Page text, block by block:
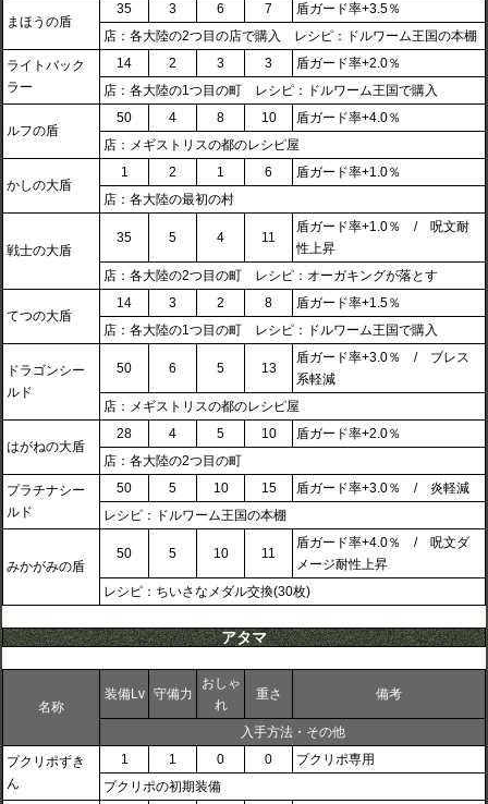
まほうの盾
35 3 6 7
盾ガード率+3.5％
店：各大陸の2つ目の店で購入 レシピ：ドルワーム王国の本棚
ライトバック
ラー
14 2 3 3
盾ガード率+2.0％
店：各大陸の1つ目の町 レシピ：ドルワーム王国で購入
ルフの盾
50 4 8 10
盾ガード率+4.0％
店：メギストリスの都のレシピ屋
かしの大盾
1 2 1 6
盾ガード率+1.0％
店：各大陸の最初の村
戦士の大盾
35 5 4 11
盾ガード率+1.0％ / 呪文耐
性上昇
店：各大陸の2つ目の町 レシピ：オーガキングが落とす
てつの大盾
14 3 2 8
盾ガード率+1.5％
店：各大陸の1つ目の町 レシピ：ドルワーム王国で購入
ドラゴンシー
ルド
50 6 5 13
盾ガード率+3.0％ / ブレス
系軽減
店：メギストリスの都のレシピ屋
はがねの大盾
28 4 5 10
盾ガード率+2.0％
店：各大陸の2つ目の町
プラチナシー
ルド
50 5 10 15
盾ガード率+3.0％ / 炎軽減
レシピ：ドルワーム王国の本棚
みかがみの盾
50 5 10 11
盾ガード率+4.0％ / 呪文ダ
メージ耐性上昇
レシピ：ちいさなメダル交換(30枚)
アタマ
名称
装備Lv 守備力
おしゃ
れ
重さ 備考
入手方法・その他
プクリポずき
ん
1 1 0 0
プクリポ専用
プクリポの初期装備